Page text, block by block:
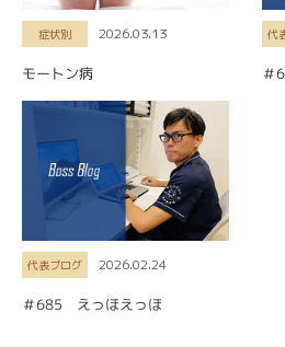
症状別 2026.03.13
モートン病
代
＃
代表ブログ 2026.02.24
＃685 えっほえっほ